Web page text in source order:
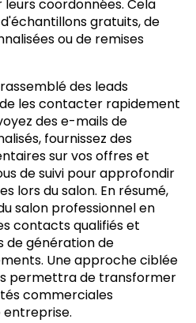
coordonnées. Cela
gratuits, de
ou de remises
des leads
les contacter rapidement
des e-mails de
fournissez des
sur vos offres et
de suivi pour approfondir
lors du salon. En résumé,
salon professionnel en
contacts qualifiés et
de génération de
Une approche ciblée
permettra de transformer
commerciales